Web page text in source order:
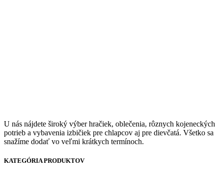
U nás nájdete široký výber hračiek, oblečenia, rôznych kojeneckých
potrieb a vybavenia izbičiek pre chlapcov aj pre dievčatá. Všetko sa
snažíme dodať vo veľmi krátkych termínoch.
KATEGÓRIA PRODUKTOV